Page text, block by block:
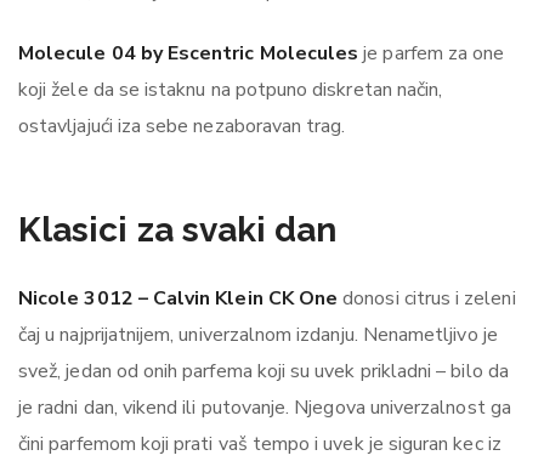
Molecule 04 by Escentric Molecules je parfem za one
koji žele da se istaknu na potpuno diskretan način,
ostavljajući iza sebe nezaboravan trag.
Klasici za svaki dan
Nicole 3012 – Calvin Klein CK One donosi citrus i zeleni
čaj u najprijatnijem, univerzalnom izdanju. Nenametljivo je
svež, jedan od onih parfema koji su uvek prikladni – bilo da
je radni dan, vikend ili putovanje. Njegova univerzalnost ga
čini parfemom koji prati vaš tempo i uvek je siguran kec iz